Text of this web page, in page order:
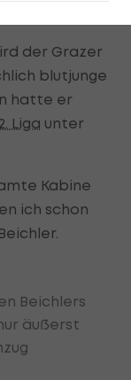
der Grazer
blutjunge
hatte er
2. Liga unter
Kabine
ich schon
Beichlers
äußerst